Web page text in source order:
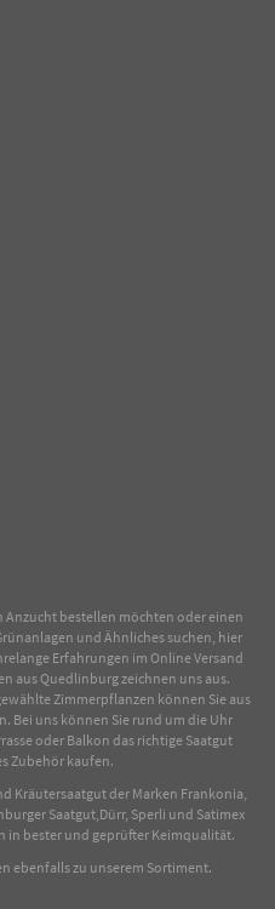
Anzucht bestellen möchten oder einen
und Ähnliches suchen, hier
Erfahrungen im OnlineVersand
aus Quedlinburg zeichnen uns aus.
Zimmerpflanzen können Sie aus
Bei uns können Sie rund um die Uhr
oder Balkon das richtige Saatgut
Zubehör kaufen.
Kräutersaatgut der Marken Frankonia,
Saatgut,Dürr, Sperli und Satimex
in bester und geprüfter Keimqualität.
ebenfalls zu unserem Sortiment.